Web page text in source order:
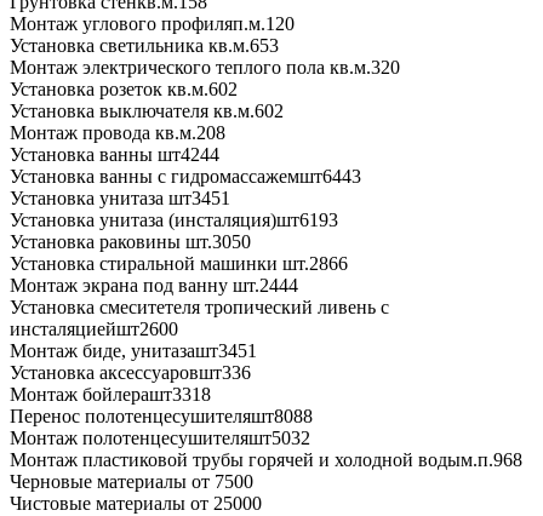
Монтаж углового профиляп.м.120
Установка светильника кв.м.653
Монтаж электрического теплого пола кв.м.320
Установка розеток кв.м.602
Установка выключателя кв.м.602
Монтаж провода кв.м.208
Установка ванны шт4244
Установка ванны с гидромассажемшт6443
Установка унитаза шт3451
Установка унитаза (инсталяция)шт6193
Установка раковины шт.3050
Установка стиральной машинки шт.2866
Монтаж экрана под ванну шт.2444
Установка смеситетеля тропический ливень с
инсталяциейшт2600
Монтаж биде, унитазашт3451
Установка аксессуаровшт336
Монтаж бойлерашт3318
Перенос полотенцесушителяшт8088
Монтаж полотенцесушителяшт5032
Монтаж пластиковой трубы горячей и холодной водым.п.968
Черновые материалы от 7500
Чистовые материалы от 25000